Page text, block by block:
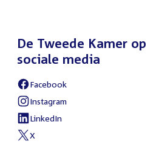
De Tweede Kamer op
sociale media
External
link:
Facebook
External
link:
Instagram
External
link:
LinkedIn
External
X